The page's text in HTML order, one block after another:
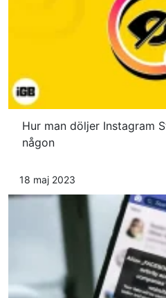
Hur man döljer Instagram
någon
18 maj 2023